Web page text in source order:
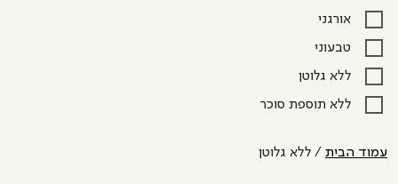
אורגני
טבעוני
ללא גלוטן
ללא תוספת סוכר
עמוד הבית / ללא גלוטן